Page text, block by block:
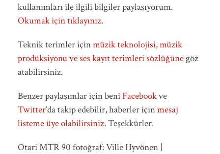
kullanımları ile ilgili bilgiler paylaşıyorum.
Okumak için tıklayınız.
Teknik terimler içinmüzik teknolojisi, müzik
prodüksiyonu ve ses kayıt terimleri sözlüğünegöz
atabilirsiniz.
Benzer paylaşımlar için beni Facebookve
Twitter‘da takip edebilir, haberler içinmesaj
listeme üye olabilirsiniz. Teşekkürler.
Otari MTR 90 fotoğraf: Ville Hyvönen |